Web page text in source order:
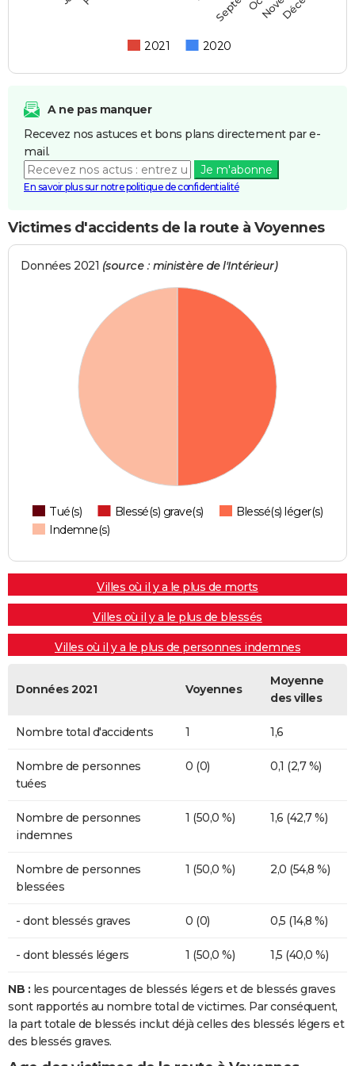
2021 2020
A ne pas manquer
Recevez nos astuces et bons plans directement par e-
mail.
Je m'abonne
En savoir plus sur notre politique de confidentialité
Victimes d'accidents de la route à Voyennes
Données 2021 (source : ministère de l'Intérieur)
Tué(s) Blessé(s) grave(s)
Blessé(s) léger(s)
Indemne(s)
Villes où il y a le plus de morts
Villes où il y a le plus de blessés
Villes où il y a le plus de personnes indemnes
Données 2021 Voyennes
Moyenne
des villes
Nombre total d'accidents 1 1,6
Nombre de personnes
tuées
0 (0) 0,1 (2,7 %)
Nombre de personnes
indemnes
1 (50,0 %) 1,6 (42,7 %)
Nombre de personnes
blessées
1 (50,0 %) 2,0 (54,8 %)
- dont blessés graves 0 (0) 0,5 (14,8 %)
- dont blessés légers 1 (50,0 %) 1,5 (40,0 %)
NB : les pourcentages de blessés légers et de blessés graves
sont rapportés au nombre total de victimes. Par conséquent,
la part totale de blessés inclut déjà celles des blessés légers et
des blessés graves.